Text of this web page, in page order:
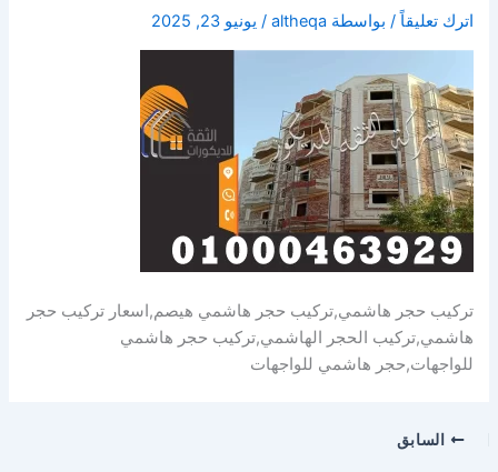
اترك تعليقاً / بواسطة altheqa
/ يونيو 23, 2025
تركيب حجر هاشمي,تركيب حجر هاشمي هيصم,اسعار تركيب حجر
هاشمي,تركيب الحجر الهاشمي,تركيب حجر هاشمي
للواجهات,حجر هاشمي للواجهات
السابق